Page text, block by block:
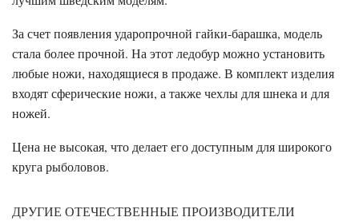
За счет появления ударопрочной гайки-барашка, модель
стала более прочной. На этот ледобур можно установить
любые ножи, находящиеся в продаже. В комплект изделия
входят сферические ножи, а также чехлы для шнека и для
ножей.
Цена не высокая, что делает его доступным для широкого
круга рыболовов.
ДРУГИЕ ОТЕЧЕСТВЕННЫЕ ПРОИЗВОДИТЕЛИ